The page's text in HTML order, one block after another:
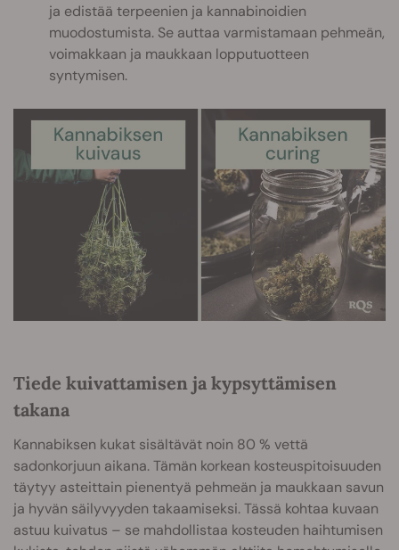
ja edistää terpeenien ja kannabinoidien
muodostumista. Se auttaa varmistamaan pehmeän,
voimakkaan ja maukkaan lopputuotteen
syntymisen.
Tiede kuivattamisen ja kypsyttämisen
takana
Kannabiksen kukat sisältävät noin 80 % vettä
sadonkorjuun aikana. Tämän korkean kosteuspitoisuuden
täytyy asteittain pienentyä pehmeän ja maukkaan savun
ja hyvän säilyvyyden takaamiseksi. Tässä kohtaa kuvaan
astuu kuivatus – se mahdollistaa kosteuden haihtumisen